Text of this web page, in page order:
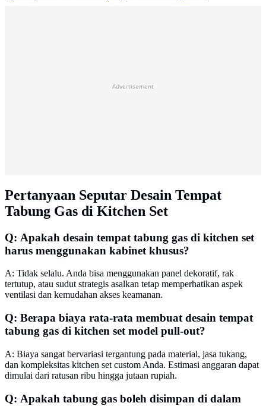
Advertisement
Pertanyaan Seputar Desain Tempat
Tabung Gas di Kitchen Set
Q: Apakah desain tempat tabung gas di kitchen set
harus menggunakan kabinet khusus?
A: Tidak selalu. Anda bisa menggunakan panel dekoratif, rak
tertutup, atau sudut strategis asalkan tetap memperhatikan aspek
ventilasi dan kemudahan akses keamanan.
Q: Berapa biaya rata-rata membuat desain tempat
tabung gas di kitchen set model pull-out?
A: Biaya sangat bervariasi tergantung pada material, jasa tukang,
dan kompleksitas kitchen set custom Anda. Estimasi anggaran dapat
dimulai dari ratusan ribu hingga jutaan rupiah.
Q: Apakah tabung gas boleh disimpan di dalam